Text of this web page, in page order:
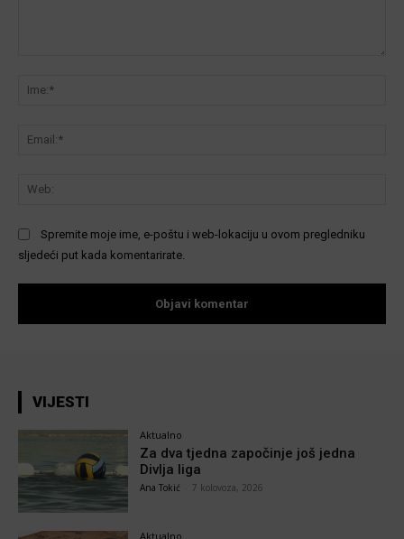
Spremite moje ime, e-poštu i web-lokaciju u ovom pregledniku
sljedeći put kada komentarirate.
VIJESTI
Aktualno
Za dva tjedna započinje još jedna
Divlja liga
Ana Tokić 7 kolovoza, 2026
Aktualno